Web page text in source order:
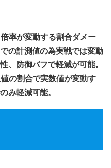
率が変動する割合ダメー
の計測値の為実戦では変動
、防御バフで軽減が可能。
の割合で実数値が変動す
み軽減可能。